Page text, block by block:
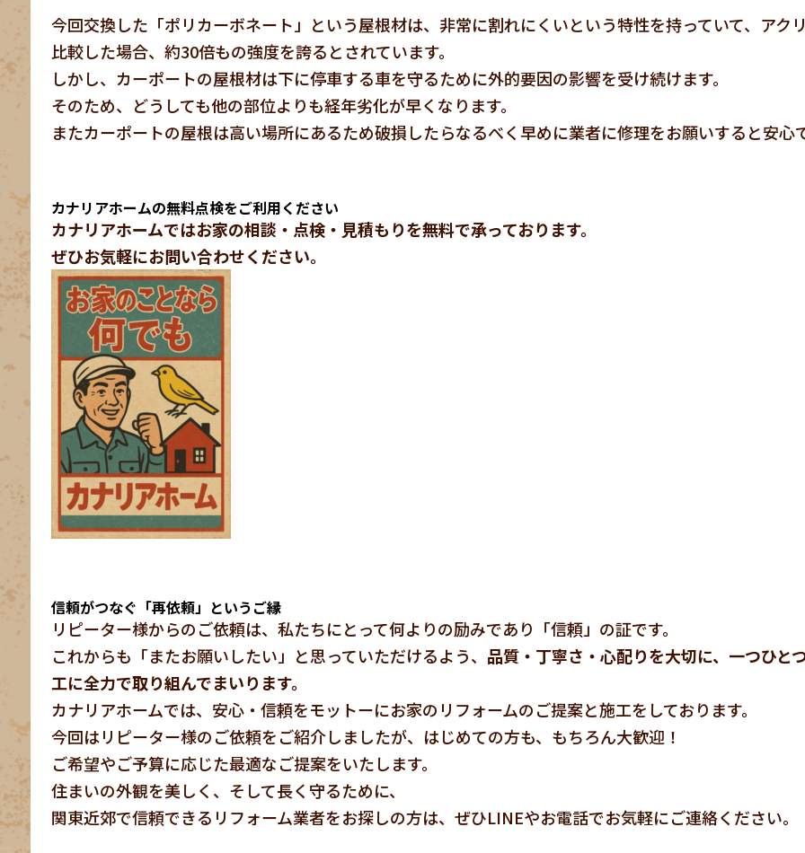
今回交換した「ポリカーボネート」という屋根材は、非常に割れにくいという特性を持っていて、アク
比較した場合、約30倍もの強度を誇るとされています。
しかし、カーポートの屋根材は下に停車する車を守るために外的要因の影響を受け続けます。
そのため、どうしても他の部位よりも経年劣化が早くなります。
またカーポートの屋根は高い場所にあるため破損したらなるべく早めに業者に修理をお願いすると安心
カナリアホームの無料点検をご利用ください
カナリアホームではお家の相談・点検・見積もりを無料で承っております。
ぜひお気軽にお問い合わせください。
信頼がつなぐ「再依頼」というご縁
リピーター様からのご依頼は、私たちにとって何よりの励みであり「信頼」の証です。
これからも「またお願いしたい」と思っていただけるよう、 品質・丁寧さ・心配りを大切に、一つひと
工に全力で取り組んでまいります。
カナリアホームでは、安心・信頼をモットーにお家のリフォームのご提案と施工をしております。
今回はリピーター様のご依頼をご紹介しましたが、はじめての方も、もちろん大歓迎！
ご希望やご予算に応じた最適なご提案をいたします。
住まいの外観を美しく、そして長く守るために、
関東近郊で信頼できるリフォーム業者をお探しの方は、ぜひLINEやお電話でお気軽にご連絡ください。